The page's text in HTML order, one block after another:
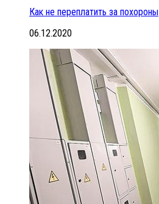
Как не переплатить за похороны
06.12.2020